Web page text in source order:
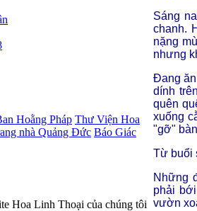
Hoằng Pháp Thư Viện Hoa
nhà Quảng Đức Báo Giác
Hoa Linh Thoại của chúng tôi
Sáng
chanh.
nặng
nhưng
Đang
dính
quên
xuống
"gỡ"
Từ buổi
Những
phải
vườn